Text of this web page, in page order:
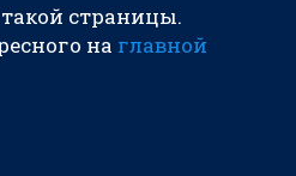
страницы.
на главной